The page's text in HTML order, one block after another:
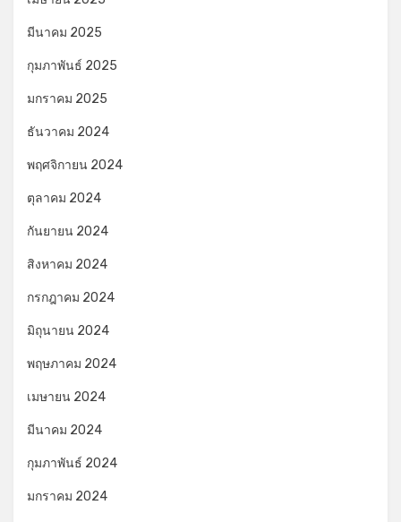
มีนาคม 2025
กุมภาพันธ์ 2025
มกราคม 2025
ธันวาคม 2024
พฤศจิกายน 2024
ตุลาคม 2024
กันยายน 2024
สิงหาคม 2024
กรกฎาคม 2024
มิถุนายน 2024
พฤษภาคม 2024
เมษายน 2024
มีนาคม 2024
กุมภาพันธ์ 2024
มกราคม 2024